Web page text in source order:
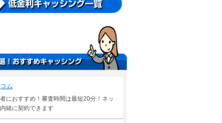
ム
におすすめ！審査時間は最短20分！ネッ
緒に契約できます